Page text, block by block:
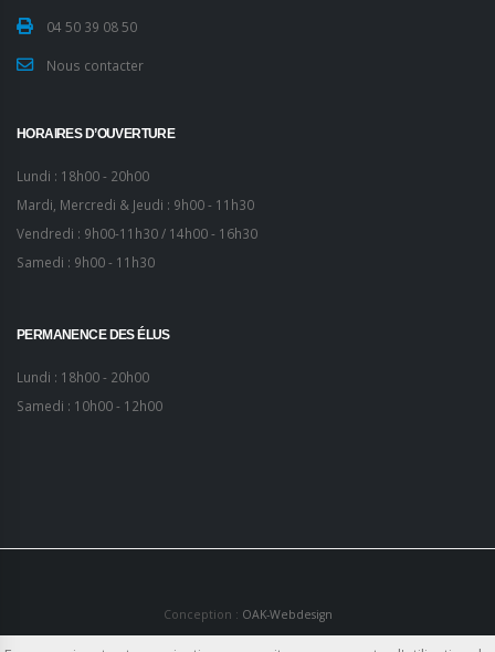
04 50 39 08 50
Nous contacter
HORAIRES D’OUVERTURE
Lundi : 18h00 - 20h00
Mardi, Mercredi & Jeudi : 9h00 - 11h30
Vendredi : 9h00-11h30 / 14h00 - 16h30
Samedi : 9h00 - 11h30
PERMANENCE DES ÉLUS
Lundi : 18h00 - 20h00
Samedi : 10h00 - 12h00
Conception : OAK-Webdesign